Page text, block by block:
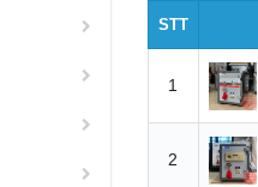
STT
1
2